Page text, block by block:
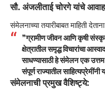
सौ. अंजलीताई चोरगे यांचे
​संमेलनाच्या तयारीबाबत माहिती
​”ग्रामीण जीवन आणि कृषी
क्षेत्रातील समृद्ध विचारांचा
साधण्यासाठी हे संमेलन एक उत्तम
संपूर्ण राज्यातील साहित्यप्रेमींनी
संमेलनाची प्रमुख वैशिष्ट्ये: